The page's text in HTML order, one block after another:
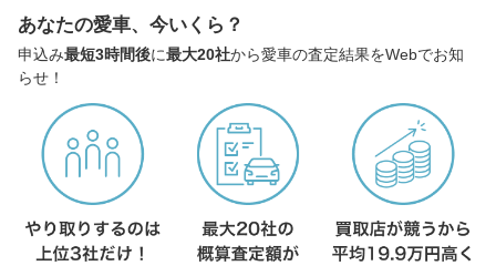
あなたの愛車、今いくら？
申込み最短3時間後に最大20社から愛車の査定結果をWebでお知
らせ！